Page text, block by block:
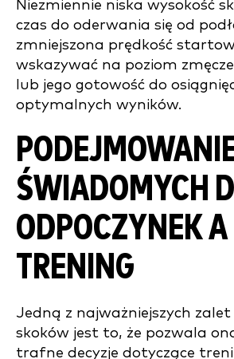
Niezmiennie niska wysokość
czas do oderwania się od
zmniejszona prędkość
wskazywać na poziom
lub jego gotowość do
optymalnych wyników.
ŚWIADOMYCH
ODPOCZYNEK A
TRENING
Jedną z najważniejszych
skoków jest to, że pozwala
trafne decyzje dotyczące